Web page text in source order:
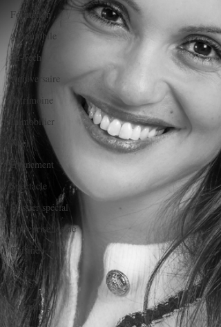
Formation
Automobile
Hi-Tech
Anniversaire
Patrimoine
Immobilier
Noël
Evènement
Spectacle
Dossier spécial
Entreprise locale
Cuisine
Association
locale
Streaming